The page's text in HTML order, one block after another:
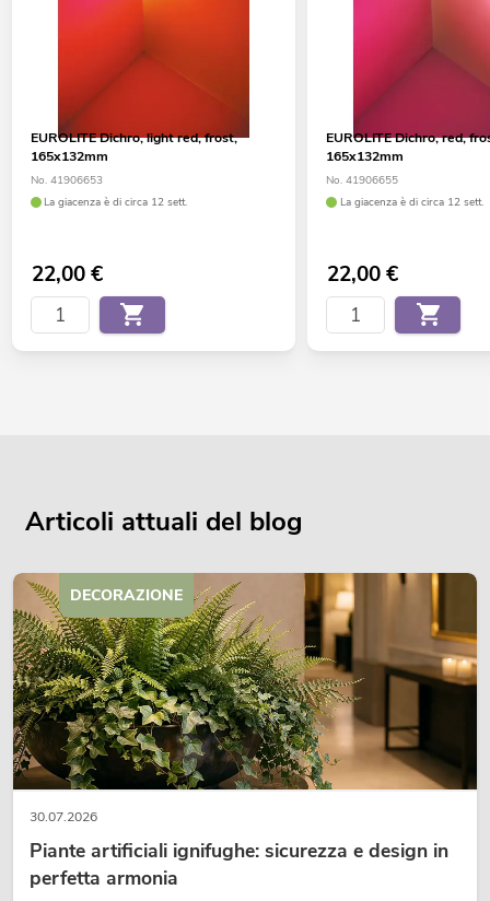
EUROLITE Dichro, light red, frost,
165x132mm
No. 41906653
La giacenza è di circa 12 sett.
22,00€
EUROLITE Dichro, red,
165x132mm
No. 41906655
La giacenza è di circa 12 sett.
22,00€
Articoli attuali del blog
30.07.2026
Piante artificiali ignifughe: sicurezza e design in
perfetta armonia
DECORAZIONE